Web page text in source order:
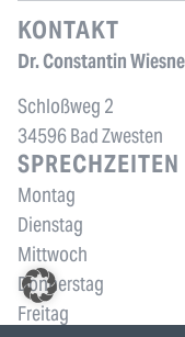
KONTAKT
Dr. Constantin
Schloßweg 2
34596 Bad Zwesten
SPRECHZEITEN
Montag
Dienstag
Mittwoch
Donnerstag
Freitag